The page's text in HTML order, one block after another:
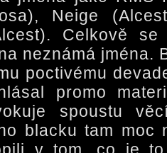
Neige
Celkově
neznámá jména.
poctivému
promo
spoustu
blacku tam moc